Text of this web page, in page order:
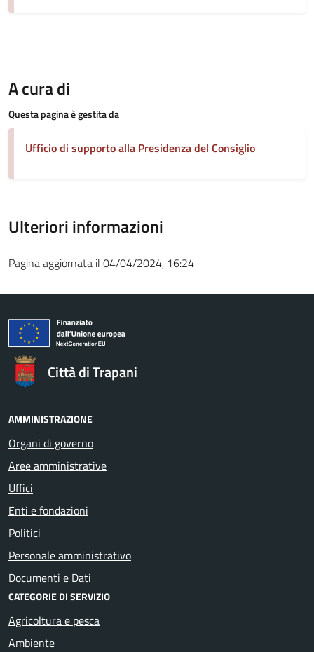
A cura di
Questa pagina è gestita da
Ufficio di supporto alla Presidenza del Consiglio
Ulteriori informazioni
Pagina aggiornata il 04/04/2024, 16:24
Città di Trapani
AMMINISTRAZIONE
Organi di governo
Aree amministrative
Uffici
Enti e fondazioni
Politici
Personale amministrativo
Documenti e Dati
CATEGORIE DI SERVIZIO
Agricoltura e pesca
Ambiente